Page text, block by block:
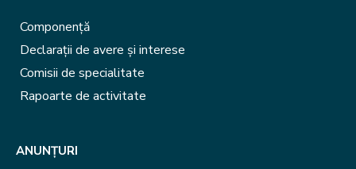
Componență
Declarații de avere și interese
Comisii de specialitate
Rapoarte de activitate
ANUNȚURI